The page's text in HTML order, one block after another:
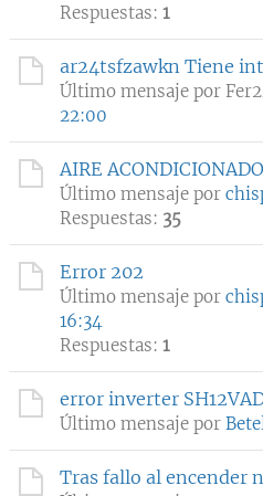
Respuestas: 1
ar24tsfzawkn Tiene
Último mensaje por
22:00
AIRE
Último mensaje por
Respuestas: 35
Error 202
Último mensaje por
16:34
Respuestas: 1
error inverter
Último mensaje por
Tras fallo al encender